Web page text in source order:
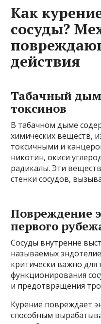
Как
сосуды?
действия
Табачный
токсинов
В табачном дыме
химических веществ,
токсичными и
никотин, окиси
радикалы. Эти
стенки сосудов,
Повреждение
первого
Сосуды внутренне
называемых
критически важно для
функционирования
и предотвращения
Курение повреждает
способным